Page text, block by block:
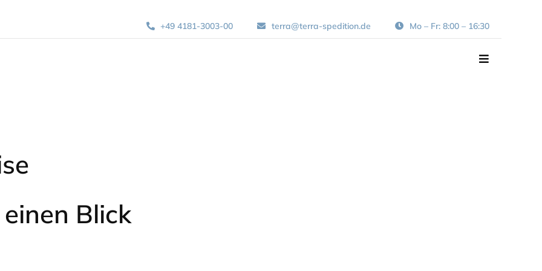
+49 4181-3003-00 terra@terra-spedition.de Mo – Fr: 8:00 – 16:30
Navigation
Blick